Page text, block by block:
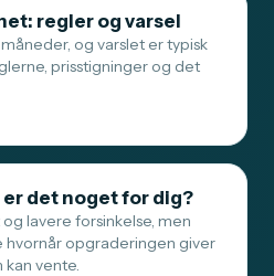
regler og varsel
og varslet er typisk
prisstigninger og det
er det noget for dig?
lavere forsinkelse, men
hvornår opgraderingen giver
kan vente.